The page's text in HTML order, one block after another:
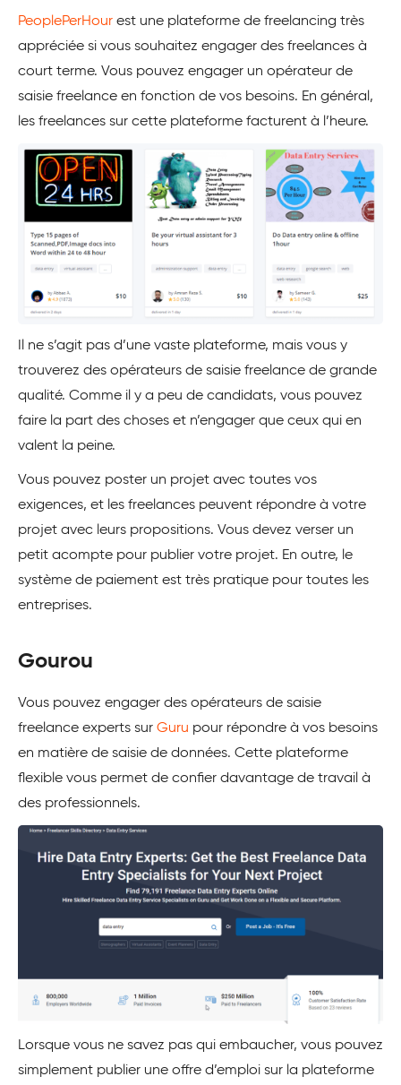
PeoplePerHour est une plateforme de freelancing très
appréciée si vous souhaitez engager des freelances à
court terme. Vous pouvez engager un opérateur de
saisie freelance en fonction de vos besoins. En général,
les freelances sur cette plateforme facturent à l’heure.
Il ne s’agit pas d’une vaste plateforme, mais vous y
trouverez des opérateurs de saisie freelance de grande
qualité. Comme il y a peu de candidats, vous pouvez
faire la part des choses et n’engager que ceux qui en
valent la peine.
Vous pouvez poster un projet avec toutes vos
exigences, et les freelances peuvent répondre à votre
projet avec leurs propositions. Vous devez verser un
petit acompte pour publier votre projet. En outre, le
système de paiement est très pratique pour toutes les
entreprises.
Gourou
Vous pouvez engager des opérateurs de saisie
freelance experts sur Guru pour répondre à vos besoins
en matière de saisie de données. Cette plateforme
flexible vous permet de confier davantage de travail à
des professionnels.
Lorsque vous ne savez pas qui embaucher, vous pouvez
simplement publier une offre d’emploi sur la plateforme